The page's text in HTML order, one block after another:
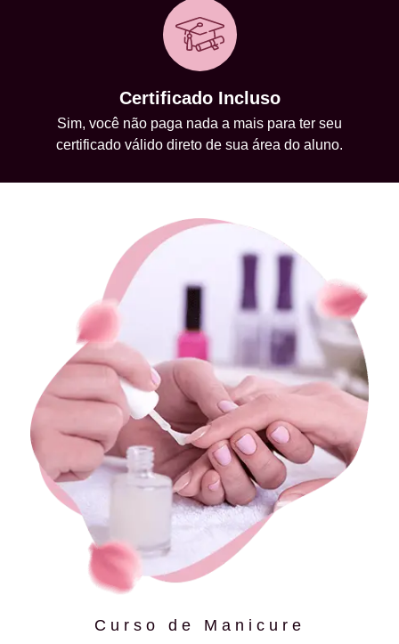
Certificado Incluso
Sim, você não paga nada a mais para ter seu
certificado válido direto de sua área do aluno.
Curso de Manicure